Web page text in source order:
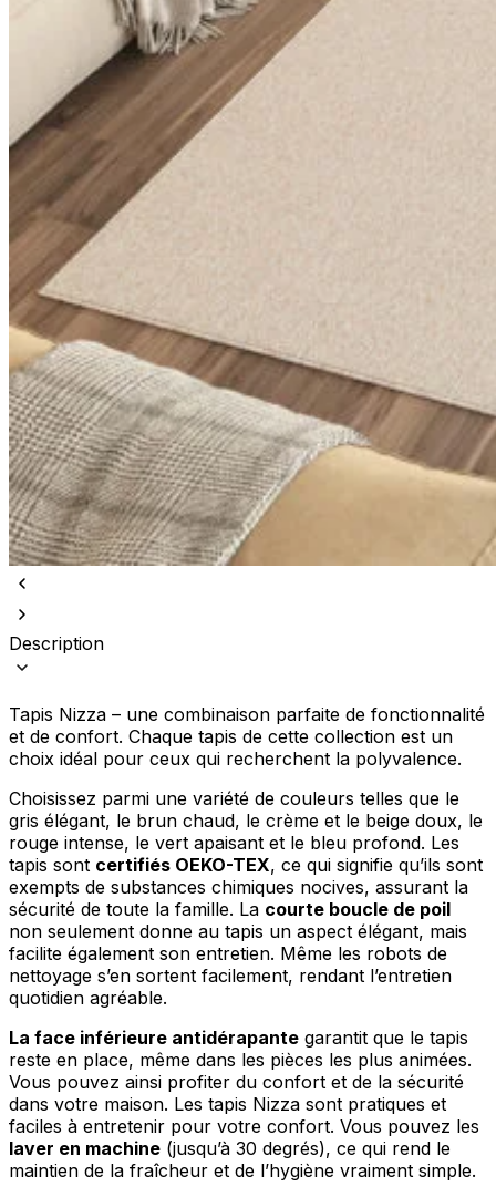
Description
Tapis Nizza – une combinaison parfaite de fonctionnalité
et de confort. Chaque tapis de cette collection est un
choix idéal pour ceux qui recherchent la polyvalence.
Choisissez parmi une variété de couleurs telles que le
gris élégant, le brun chaud, le crème et le beige doux, le
rouge intense, le vert apaisant et le bleu profond. Les
tapis sont certifiés OEKO-TEX, ce qui signifie qu’ils sont
exempts de substances chimiques nocives, assurant la
sécurité de toute la famille. La courte boucle de poil
non seulement donne au tapis un aspect élégant, mais
facilite également son entretien. Même les robots de
nettoyage s’en sortent facilement, rendant l’entretien
quotidien agréable.
La face inférieure antidérapante garantit que le tapis
reste en place, même dans les pièces les plus animées.
Vous pouvez ainsi profiter du confort et de la sécurité
dans votre maison. Les tapis Nizza sont pratiques et
faciles à entretenir pour votre confort. Vous pouvez les
laver en machine (jusqu’à 30 degrés), ce qui rend le
maintien de la fraîcheur et de l’hygiène vraiment simple.